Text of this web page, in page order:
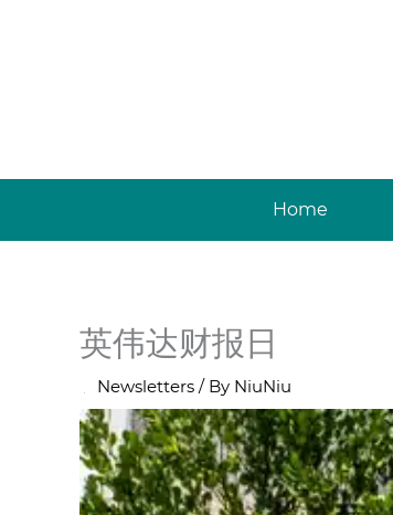
Home
英伟达财报日
Newsletters / By NiuNiu